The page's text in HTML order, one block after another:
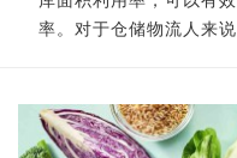
率。对于仓储物流人来